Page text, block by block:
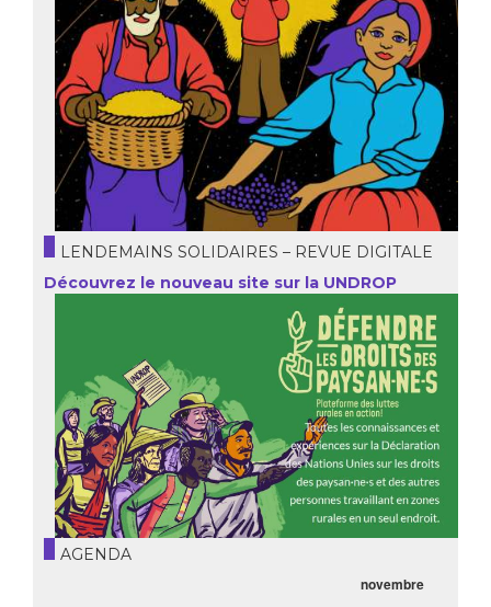
LENDEMAINS SOLIDAIRES – REVUE DIGITALE
Découvrez le nouveau site sur la UNDROP
AGENDA
novembre